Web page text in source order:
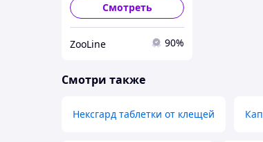
Смотреть
ZooLine 90%
Смотри также
Нексгард таблетки от клещей